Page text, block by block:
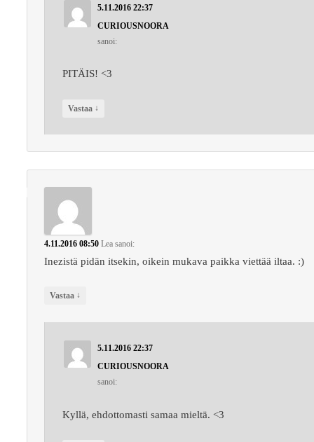
5.11.2016 22:37
CURIOUSNOORA
sanoi:
PITÄIS! <3
Vastaa ↓
4.11.2016 08:50 Lea sanoi:
Inezistä pidän itsekin, oikein mukava paikka viettää iltaa. :)
Vastaa ↓
5.11.2016 22:37
CURIOUSNOORA
sanoi:
Kyllä, ehdottomasti samaa mieltä. <3